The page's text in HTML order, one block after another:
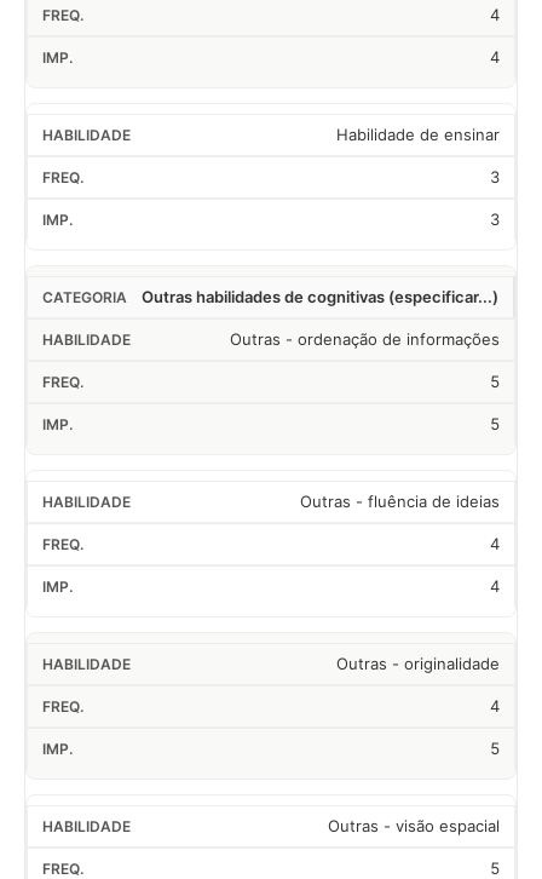
4
4
Habilidade de ensinar
3
3
Outras habilidades de cognitivas (especificar...)
Outras - ordenação de informações
5
5
Outras - fluência de ideias
4
4
Outras - originalidade
4
5
Outras - visão espacial
5